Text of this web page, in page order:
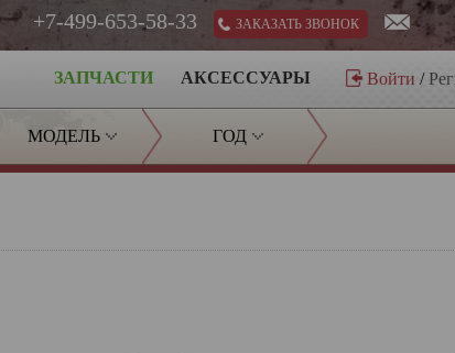
ЗАКАЗАТЬ ЗВОНОК
+7-499-653-58-33
Войти /
АКСЕССУАРЫ
ЗАПЧАСТИ
МОДЕЛЬ ГОД